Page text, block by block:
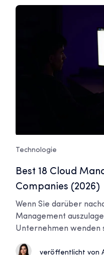
Technologie
Best 18 Cloud
Companies (2026)
Wenn Sie darüber
Management
Unternehmen wenden
veröffentlicht von